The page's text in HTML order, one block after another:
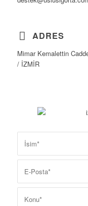
ADRES
Mimar Kemalettin
/ İZMİR